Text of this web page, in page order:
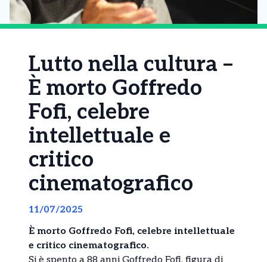
Lutto nella cultura –
È morto Goffredo
Fofi, celebre
intellettuale e
critico
cinematografico
11/07/2025
È morto Goffredo Fofi, celebre intellettuale
e critico cinematografico.
Si è spento a 88 anni Goffredo Fofi, figura di